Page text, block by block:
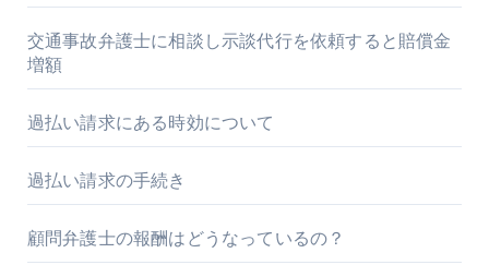
交通事故弁護士に相談し示談代行を依頼すると賠償金
増額
過払い請求にある時効について
過払い請求の手続き
顧問弁護士の報酬はどうなっているの？